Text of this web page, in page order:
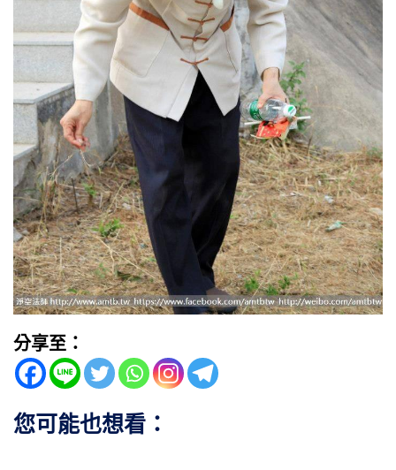
分享至：
您可能也想看：